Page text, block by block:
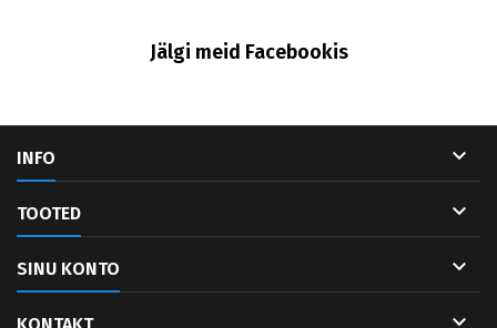
Jälgi meid Facebookis
INFO 
TOOTED 
SINU KONTO 
